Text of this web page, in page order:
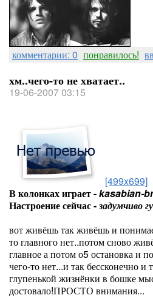
комментарии: 0 понравилось!
хм..чего-то не хватает..
19-06-2007 03:15
[499x699]
В колонках играет -kasabian-
Настроение сейчас -задумчиво
вот живёшь так живёшь и
то главного нет..потом сново
главное а потом о5 остановка и
чего-то нет...и так бессконечно и
глупенькой жизнёнки в бошке
достовало!ПРОСТО внимания...